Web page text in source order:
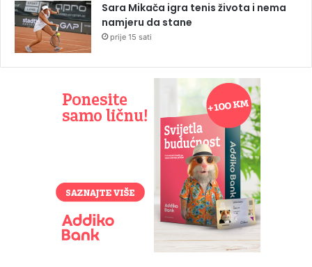
Sara Mikača igra tenis života i nema
namjeru da stane
prije 15 sati